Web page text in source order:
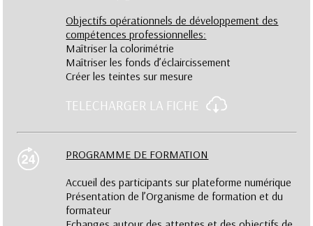
Objectifs opérationnels de développement des
compétences professionnelles:
Maîtriser la colorimétrie
Maîtriser les fonds d’éclaircissement
Créer les teintes sur mesure
TELECHARGER LA FICHE
PROGRAMME DE FORMATION
Accueil des participants sur plateforme numérique
Présentation de l’Organisme de formation et du
formateur